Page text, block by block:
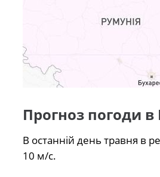
Прогноз погоди в
В останній день травня в
10 м/с.